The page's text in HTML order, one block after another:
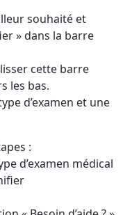
souhaité et
» dans la barre
cette barre
les bas.
d’examen et une
:
d’examen médical